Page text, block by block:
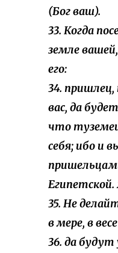
(Бог ваш).
33. Когда
земле
его:
34. пришлец,
вас, да
что
себя; ибо и
Египетской.
35. Не
в мере, в
36. да будут